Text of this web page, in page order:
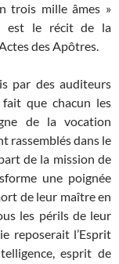
trois mille âmes »
est le récit de la
des Apôtres.
par des auditeurs
que chacun les
de la vocation
rassemblés dans le
de la mission de
une poignée
de leur maître en
les périls de leur
reposerait l’Esprit
esprit de